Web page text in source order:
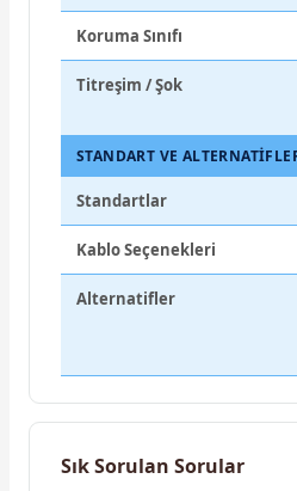
Koruma Sınıfı
Titreşim / Şok
STANDART VE
Standartlar
Kablo Seçenekleri
Alternatifler
Sık Sorulan Sorular